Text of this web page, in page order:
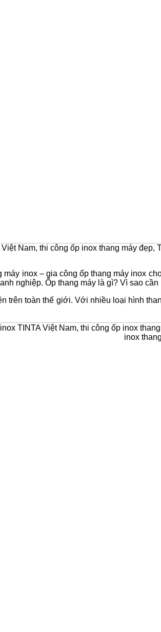
Nam, thi công ốp inox thang máy
inox – gia công ốp thang máy inox
nghiệp. Ốp thang máy là gì? Vì sao
trên toàn thế giới. Với nhiều loại hình